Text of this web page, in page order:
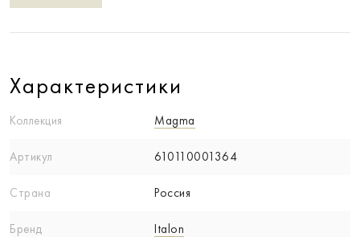
Характеристики
Коллекция Magma
Артикул 610110001364
Страна Россия
Бренд Italon